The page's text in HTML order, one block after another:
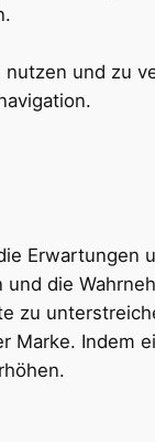
und zu
Erwartungen
die
zu
Indem